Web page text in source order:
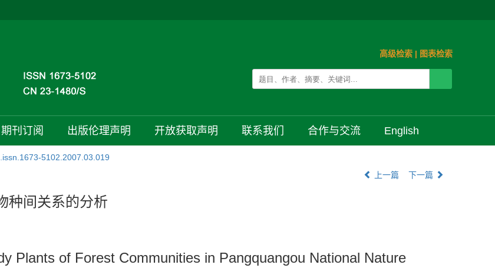
高级检索 | 图表检索
期刊订阅 出版伦理声明 开放获取声明 联系我们 合作与交流 English
5102.2007.03.019
上一篇 下一篇
种间关系的分析
Plants of Forest Communities in Pangquangou National Nature